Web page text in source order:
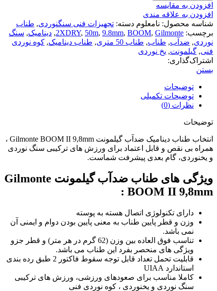
افزودن به مقایسه
افزودن به علاقه مندی
شناسه محصول: نامعلوم دسته: تجهیزات فنی سنگنوردی, طناب
برچسب:
2XDRY, 50m, 9.8mm, BOOM, Gilmonte
, دینامیک, سنگ
نوردی, ضدآب, طناب, طناب 50 متری , طناب دینامیک, کوه نوردی
فنی, گیلمونت, یخ نوردی
اشتراک‌گذاری:
بستن
توضیحات
توضیحات تکمیلی
نظرات (0)
توضیحات
انتخاب طناب دینامیک ضدآب گیلمونت Gilmonte BOOM II 9,8mm ،
همراه بی نقص و قابل اعتماد برای ورزش های ترکیبی سنگ نوردی
و یخنوردی، گام بعدی پیشرفت شماست.
ویژگی های طناب ضدآب گیلمونت Gilmonte
BOOM II 9,8mm :
دارای تکنولوژی اتصال هسته به پوسته
وزن و قطر پایین طناب به معنی پایین بودن دوام و ایمنی آن
نمی باشد.
تناسب فوق العاده بین وزن (62 گرم در هر متر) و قطر جزو
ویژگی های منحصر بفرد این طناب می باشد.
قابلیت تحمل تعداد قابل توجه سقوط فاکتور 2 طبق رده بندی
استاندارد UIAA
کاملا مناسب برای صعودهای ورزشی، ورزش های ترکیبی
سنگ نوردی و یخنوردی ، کوه نوردی فنی